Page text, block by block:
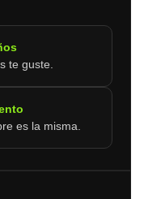
te guste.
es la misma.